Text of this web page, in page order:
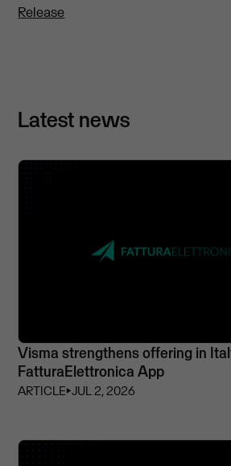
Release
Latest news
Visma strengthens offering in
FatturaElettronica App
ARTICLE⏵JUL 2, 2026